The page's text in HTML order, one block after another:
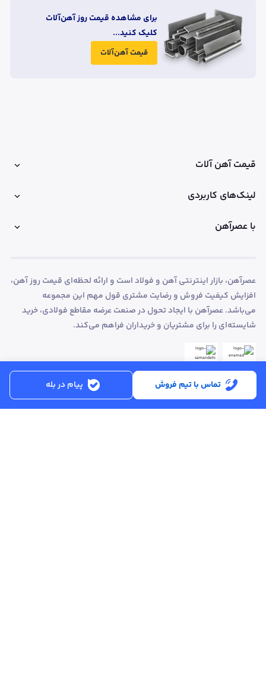
برای مشاهده قیمت روز آهن‌آلات
کلیک کنید...
قیمت آهن‌آلات
تماس با تیم فروش پیام در بله
قیمت آهن آلات
لینک‌های کاربردی
با عصرآهن
عصرآهن، بازار اینترنتی آهن و فولاد است و ارائه لحظه‌ای قیمت روز آهن،
افزایش کیفیت فروش و رضایت مشتری قول مهم این مجموعه
می‌باشد. عصرآهن با ایجاد تحول در صنعت عرضه مقاطع فولادی، خرید
شایسته‌ای را برای مشتریان و خریداران فراهم می‌کند.
ساعت کاری:شنبه تا پنجشنبه از ساعت 8:30 تا 17:00